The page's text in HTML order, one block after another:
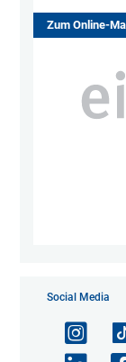
Zum Online-
Social Media